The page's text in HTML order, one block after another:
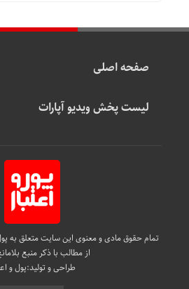
صفحه اصلی
لیست پخش ویدیو آپارات
تمام حقوق مادی و معنوی این سایت متعلق به
از مطالب با ذکر منبع
طراحی و تولید:پول و